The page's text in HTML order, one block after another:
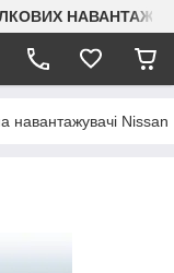
навантажувачі Nissan